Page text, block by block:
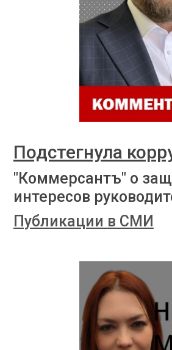
Подстегнула
"Коммерсантъ" о
интересов
Публикации в СМИ